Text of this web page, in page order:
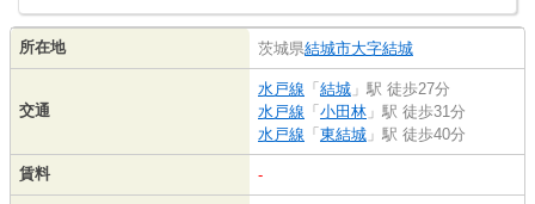
所在地 茨城県結城市大字結城
交通
水戸線 「 結城 」駅 徒歩27分
水戸線 「 小田林 」駅 徒歩31分
水戸線 「 東結城 」駅 徒歩40分
賃料 -